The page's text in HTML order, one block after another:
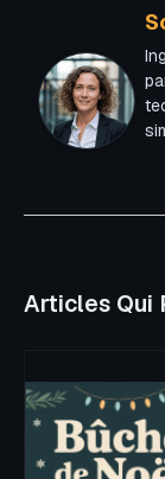
Articles Qui